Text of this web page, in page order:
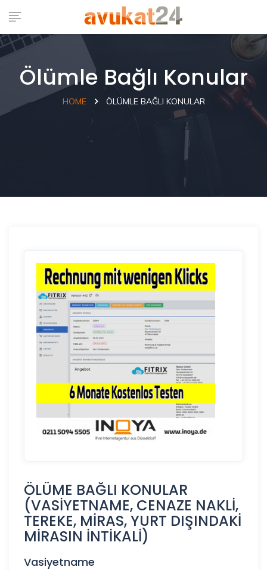
Ölümle Bağlı Konular
HOME ÖLÜMLE BAĞLI KONULAR
ÖLÜME BAĞLI KONULAR
(VASİYETNAME, CENAZE NAKLİ,
TEREKE, MİRAS, YURT DIŞINDAKİ
MİRASIN İNTİKALİ)
Vasiyetname